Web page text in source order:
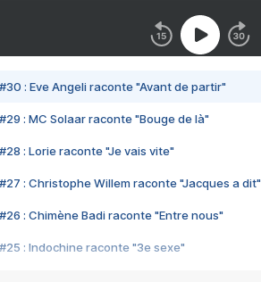
#30 : Eve Angeli raconte "Avant de partir"
#29 : MC Solaar raconte "Bouge de là"
#28 : Lorie raconte "Je vais vite"
#27 : Christophe Willem raconte "Jacques a dit"
#26 : Chimène Badi raconte "Entre nous"
#25 : Indochine raconte "3e sexe"